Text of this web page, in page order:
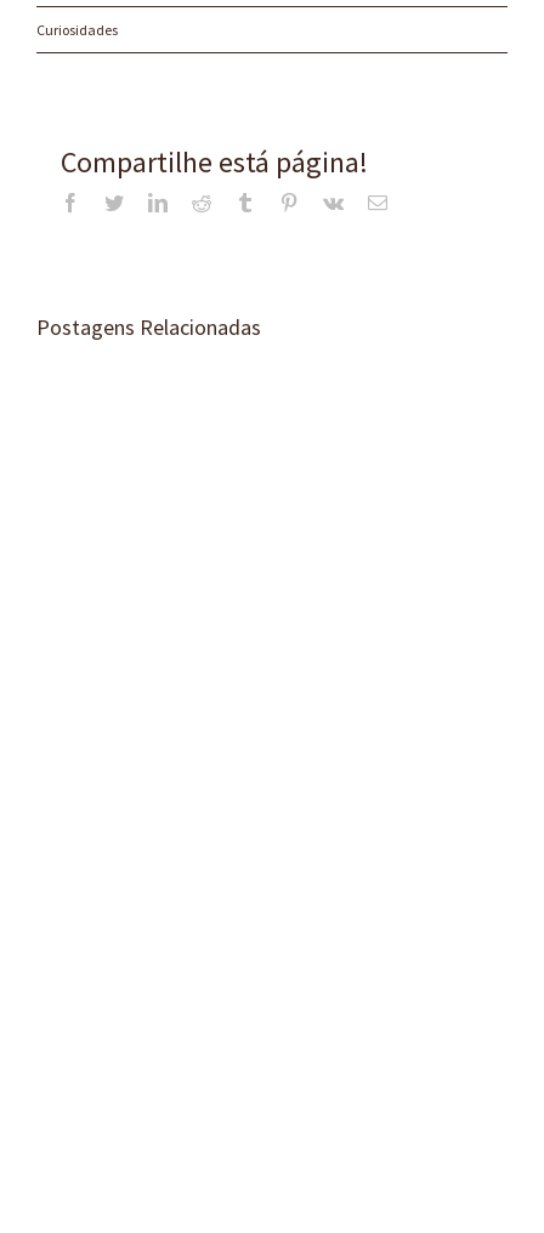
Curiosidades
Compartilhe está página!
Facebook
TwitterLinkedInReddit Tumblr Pinterest
Vk
E-
Postagens Relacionadas